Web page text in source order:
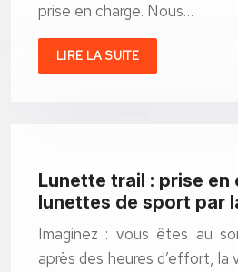
prise en charge. Nous…
LIRE LA SUITE
Lunette trail : prise en
lunettes de sport par
Imaginez : vous êtes au
après des heures d’effort,